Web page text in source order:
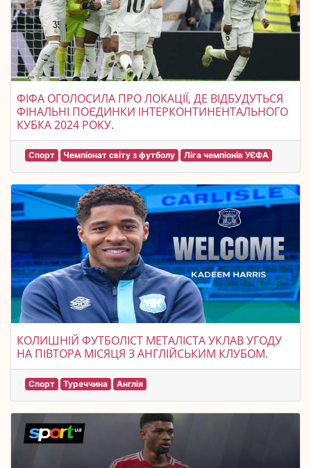
ФІФА ОГОЛОСИЛА ПРО ЛОКАЦІЇ, ДЕ ВІДБУДУТЬСЯ
ФІНАЛЬНІ ПОЄДИНКИ ІНТЕРКОНТИНЕНТАЛЬНОГО
КУБКА 2024 РОКУ.
Спорт Чемпіонат світу з футболу Ліга чемпіонів УЄФА
КОЛИШНІЙ ФУТБОЛІСТ МЕТАЛІСТА УКЛАВ УГОДУ
НА ПІВТОРА МІСЯЦЯ З АНГЛІЙСЬКИМ КЛУБОМ.
Спорт Туреччина Англія